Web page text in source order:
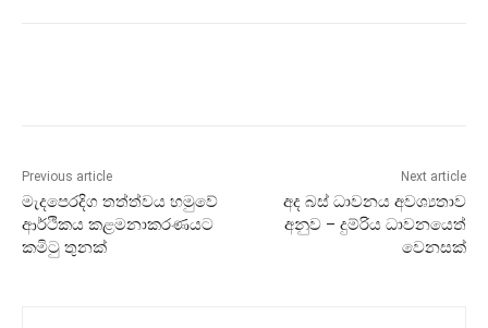
Previous article
මැදපෙරදිග තත්ත්වය හමුවේ
ආර්ථිකය කළමනාකරණයට
කමිටු තුනක්
Next article
අද බස් ධාවනය අවශ්‍යතාව
අනුව – දුම්රිය ධාවනයෙත්
වෙනසක්